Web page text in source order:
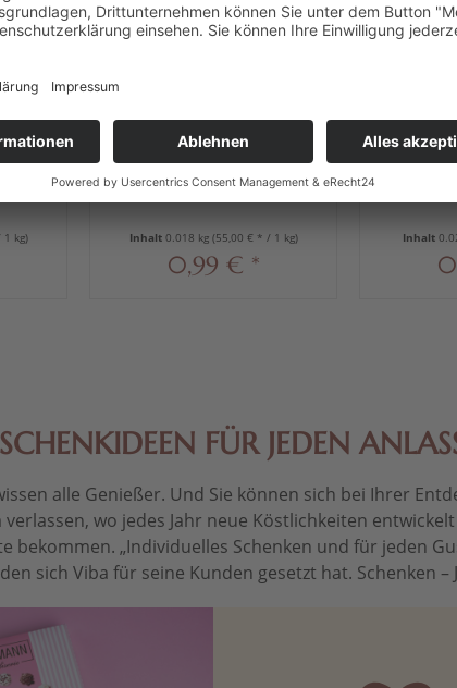
kg)
Ei, 18 g
Inhalt 0.018 kg (55,00 € * / 1 kg)
0,99 € *
Inhalt
FÜR JEDEN
alle Genießer. Und Sie können sich bei Ihrer
wo jedes Jahr neue Köstlichkeiten
bekommen. „Individuelles Schenken und für jeden
sich Viba für seine Kunden gesetzt hat. Schenken –